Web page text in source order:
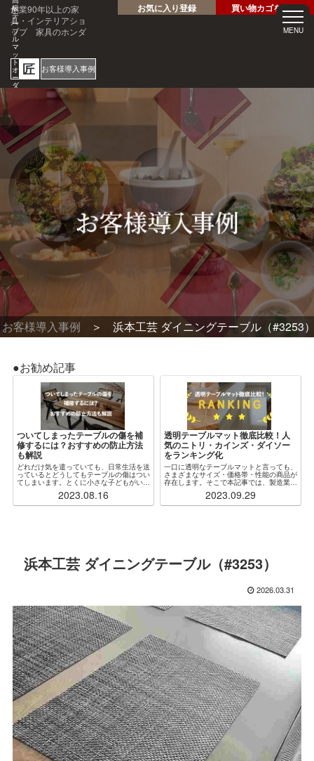
創業90年以上の家
具・インテリアショ
ップ 家具のホンダ
級
テ
ー
ブ
ル
マ
ッ
ト
オ
ー
ダ
ズ
専
門
店
匠 お客様導入事例
ホテル・レストラン・企業
様の大事なテーブルを傷・
汚れから守る！
サン
プル
請求
1mm
単位
オー
ダー
サイ
ズ
見積
り
請求
書対
応
短納
期
専門
家対
応
ご注文・ご
質問はお気
軽にどうぞ
0120-46-
5054
netjigyoubu@seneso.jp
受付時間：
18:30
お気に入り登録 買い物カゴを見る
MENU
お客様導入事例 浜本工芸 ダイニングテーブル（#3253
●お勧め記事
ついてしまったテーブルの傷を補
修するには？おすすめの防止方法
も解説
どれだけ気を遣っていても、日常生活を送
っているとどうしてもテーブルの傷はつい
てしまいます。とくに小さな子どもがいる
場合、ふとしたことがきっかけで木製・ガ
ラス製問わず傷だらけになってしまうこと
もしばしばです。傷をつけないように注意
2023.08.16
透明テーブルマット徹底比較！人
気のニトリ・カインズ・ダイソー
をランキング化
一口に透明なテーブルマットと言っても、
さまざまなサイズ・価格帯・性能の商品が
存在します。そこで本記事では、製造業者
からも見解をもらいつつ、特に人気な各社
の透明テーブルマットを厳選・比較し、ラ
ンキング化しました。加えて、「自分の状
2023.09.29
浜本工芸 ダイニングテーブル（#3253）
2026.03.31